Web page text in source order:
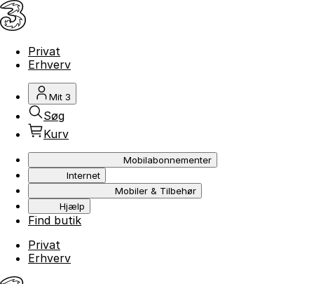
Privat
Erhverv
Mit 3
Søg
Kurv
Mobilabonnementer
Internet
Mobiler & Tilbehør
Hjælp
Find butik
Privat
Erhverv